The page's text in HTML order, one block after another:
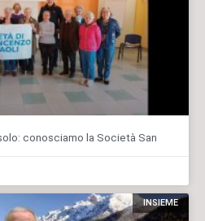
conosciamo la Società San
INSIEME